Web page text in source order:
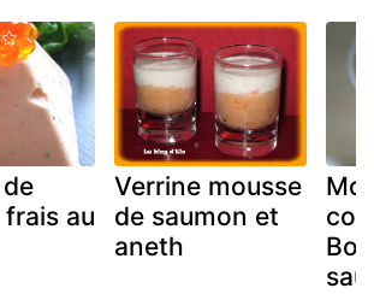
au
Verrine mousse
de saumon et
aneth